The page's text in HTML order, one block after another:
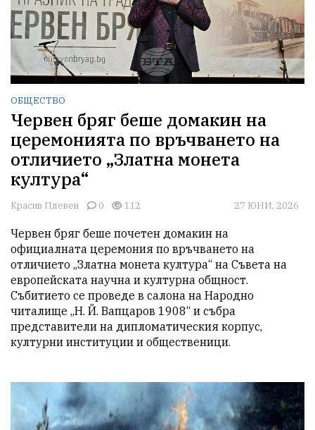
ОБЩЕСТВО
Червен бряг беше домакин на
церемонията по връчването на
отличието „Златна монета
култура“
Красив Плевен 0 112 27 ЮНИ, 2026
Червен бряг беше почетен домакин на
официалната церемония по връчването на
отличието „Златна монета култура“ на Съвета на
европейската научна и културна общност.
Събитието се проведе в салона на Народно
читалище „Н. Й. Вапцаров 1908“ и събра
представители на дипломатическия корпус,
културни институции и общественици.